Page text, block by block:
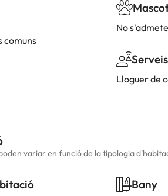
comuns
No
Lloguer de
variar en funció de la tipologia
Bany